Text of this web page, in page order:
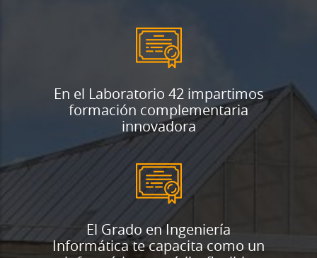
En el Laboratorio 42 impartimos
formación complementaria
innovadora
El Grado en Ingeniería
Informática te capacita como un